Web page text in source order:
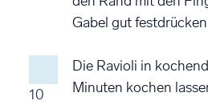
Gabel gut
10
Die Ravioli in
Minuten kochen